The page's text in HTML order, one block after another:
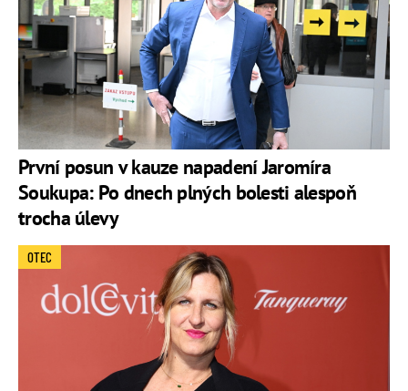
První posun v kauze napadení Jaromíra
Soukupa: Po dnech plných bolesti alespoň
trocha úlevy
OTEC